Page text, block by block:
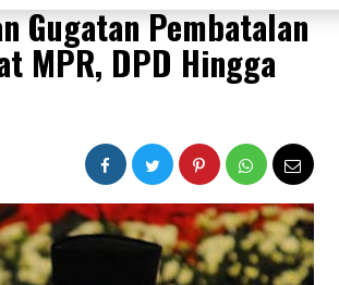
Gugatan Pembatalan
MPR, DPD Hingga